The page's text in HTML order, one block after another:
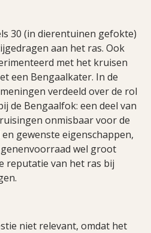
30 (in dierentuinen gefokte)
aan het ras. Ook
met het kruisen
een Bengaalkater. In de
verdeeld over de rol
de Bengaalfok: een deel van
onmisbaar voor de
gewenste eigenschappen,
wel groot
reputatie van het ras bij
niet relevant, omdat het